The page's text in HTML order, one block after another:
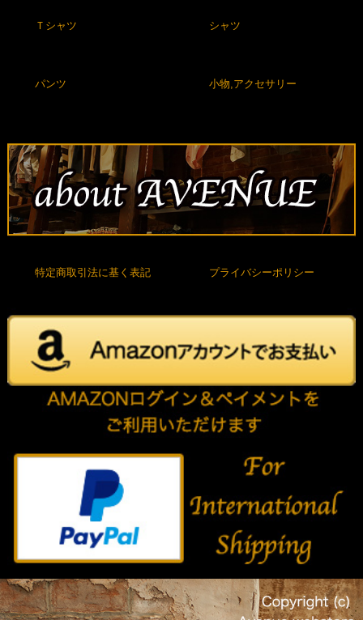
Ｔシャツ シャツ
パンツ 小物,アクセサリー
特定商取引法に基く表記 プライバシーポリシー